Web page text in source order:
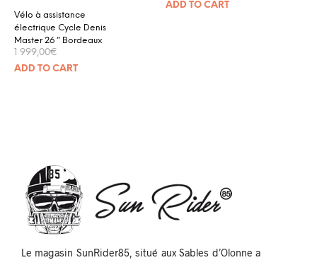
Vélo à assistance
électrique Cycle Denis
Master 26 ” Bordeaux
1 999,00€
ADD TO CART
ADD TO CART
Le magasin SunRider85, situé aux Sables d’Olonne a